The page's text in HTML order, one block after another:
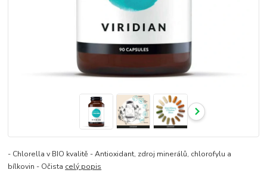
- Chlorella v BIO kvalitě - Antioxidant, zdroj minerálů, chlorofylu a
bílkovin - Očista celý popis